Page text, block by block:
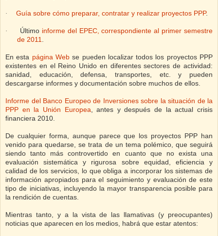
· Guía sobre cómo preparar, contratar y realizar proyectos PPP.
· Último informe del EPEC, correspondiente al primer semestre
de 2011
En esta página Webse pueden localizar todos los proyectos PPP
existentes en el Reino Unido en diferentes sectores de actividad:
sanidad, educación, defensa, transportes, etc. y pueden
descargarse informes y documentación sobre muchos de ellos.
Informe del Banco Europeo de Inversiones sobre la situación de la
PPP en la Unión Europea , antes y después de la actual crisis
financiera 2010.
De cualquier forma, aunque parece que los proyectos PPP han
venido para quedarse, se trata de un tema polémico, que seguirá
siendo tanto más controvertido en cuanto que no exista una
evaluación sistemática y rigurosa sobre equidad, eficiencia y
calidad de los servicios, lo que obliga a incorporar los sistemas de
información apropiados para el seguimiento y evaluación de este
tipo de iniciativas, incluyendo la mayor transparencia posible para
la rendición de cuentas.
Mientras tanto, y a la vista de las llamativas (y preocupantes)
noticias que aparecen en los medios, habrá que estar atentos: